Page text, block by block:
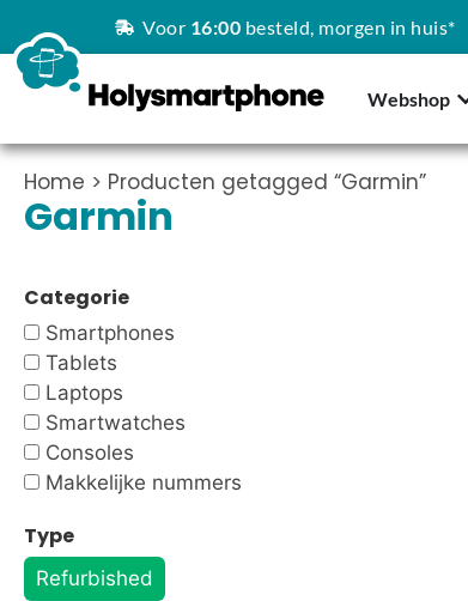
Voor 16:00 besteld, morgen in huis*
Webshop
Home > Producten getagged “Garmin”
Garmin
Categorie
Smartphones
Tablets
Laptops
Smartwatches
Consoles
Makkelijke nummers
Type
Refurbished